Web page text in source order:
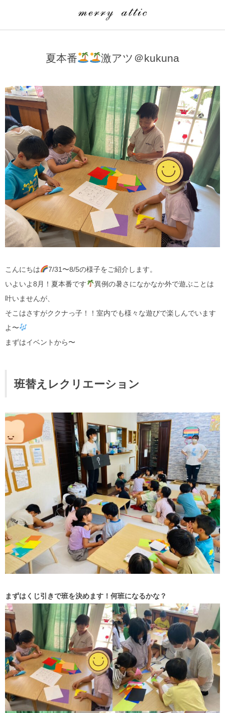
夏本番 激アツ＠kukuna
こんにちは
7/31〜8/5の様子をご紹介します。
いよいよ8月！夏本番です
異例の暑さになかなか外で遊ぶことは
叶いませんが、
そこはさすがククナっ子！！室内でも様々な遊びで楽しんでいます
よ〜
まずはイベントから〜
班替えレクリエーション
まずはくじ引きで班を決めます！何班になるかな？
merry attic ミュージッククラス